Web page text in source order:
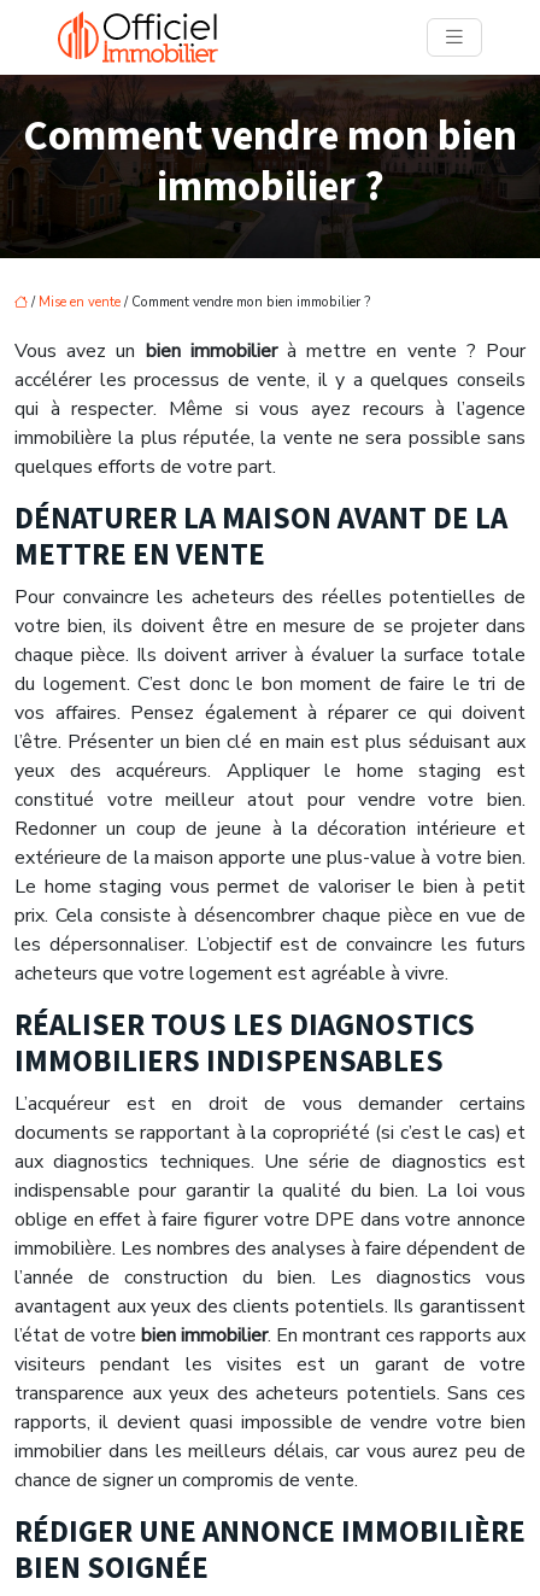
Comment vendre mon bien
immobilier ?
/ Mise en vente / Comment vendre mon bien immobilier ?
Vous avez un bien immobilierà mettre en vente ? Pour
accélérer les processus de vente, il y a quelques conseils
qui à respecter. Même si vous ayez recours à l’agence
immobilière la plus réputée, la vente ne sera possible sans
quelques efforts de votre part.
DÉNATURER LA MAISON AVANT DE LA
METTRE EN VENTE
Pour convaincre les acheteurs des réelles potentielles de
votre bien, ils doivent être en mesure de se projeter dans
chaque pièce. Ils doivent arriver à évaluer la surface totale
du logement. C’est donc le bon moment de faire le tri de
vos affaires. Pensez également à réparer ce qui doivent
l’être. Présenter un bien clé en main est plus séduisant aux
yeux des acquéreurs. Appliquer le home staging est
constitué votre meilleur atout pour vendre votre bien.
Redonner un coup de jeune à la décoration intérieure et
extérieure de la maison apporte une plus-value à votre bien.
Le home staging vous permet de valoriser le bien à petit
prix. Cela consiste à désencombrer chaque pièce en vue de
les dépersonnaliser. L’objectif est de convaincre les futurs
acheteurs que votre logement est agréable à vivre.
RÉALISER TOUS LES DIAGNOSTICS
IMMOBILIERS INDISPENSABLES
L’acquéreur est en droit de vous demander certains
documents se rapportant à la copropriété (si c’est le cas) et
aux diagnostics techniques. Une série de diagnostics est
indispensable pour garantir la qualité du bien. La loi vous
oblige en effet à faire figurer votre DPE dans votre annonce
immobilière. Les nombres des analyses à faire dépendent de
l’année de construction du bien. Les diagnostics vous
avantagent aux yeux des clients potentiels. Ils garantissent
l’état de votre bien immobilier. En montrant ces rapports aux
visiteurs pendant les visites est un garant de votre
transparence aux yeux des acheteurs potentiels. Sans ces
rapports, il devient quasi impossible de vendre votre bien
immobilier dans les meilleurs délais, car vous aurez peu de
chance de signer un compromis de vente.
RÉDIGER UNE ANNONCE IMMOBILIÈRE
BIEN SOIGNÉE